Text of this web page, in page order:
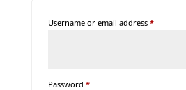
Username or email address *Required
Password *Required